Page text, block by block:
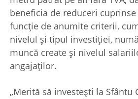
beneficia de reduceri
funcţie de anumite criterii,
nivelul şi tipul investiţiei,
muncă create şi nivelul
angajaţilor.
„Merită să investeşti la Sfântu